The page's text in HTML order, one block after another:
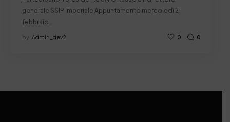
generale SSIP Imperiale Appuntamento mercoledì 21
febbraio…
by Admin_dev2 0 0